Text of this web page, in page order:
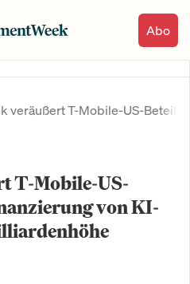
Abo
veräußert T-Mobile-US-
T-Mobile-US-
von KI-